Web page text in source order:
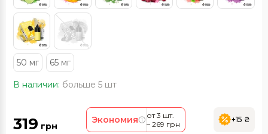
50 мг 65 мг
В наличии: больше 5 шт
319 грн
Экономия
от 3 шт.
– 269 грн
+15 ₴